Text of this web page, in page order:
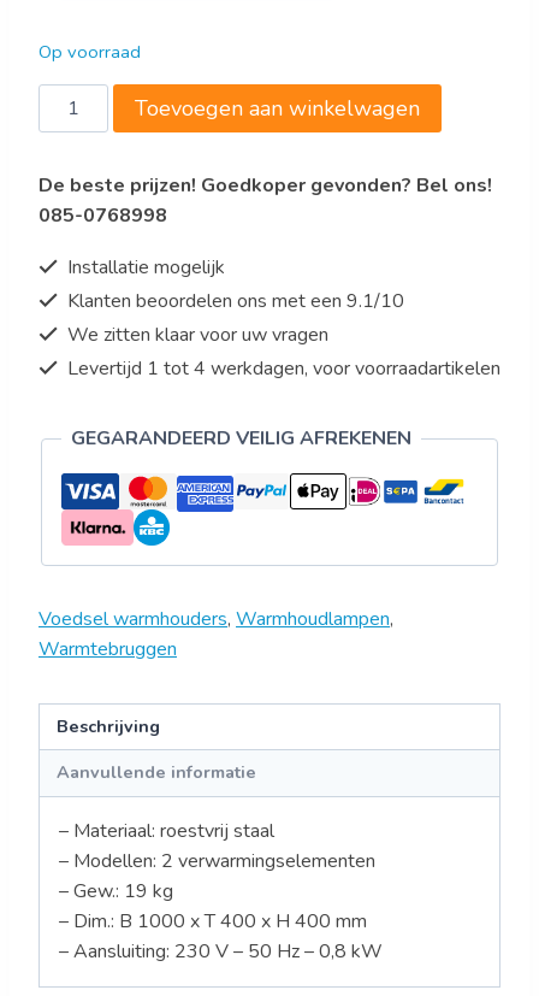
Op voorraad
Saro
Warmtebrug
1000
mm
Toevoegen aan winkelwagen
De beste prijzen! Goedkoper gevonden? Bel ons!
085-0768998
Installatie mogelijk
Klanten beoordelen ons met een 9.1/10
We zitten klaar voor uw vragen
Levertijd 1 tot 4 werkdagen, voor voorraadartikelen
GEGARANDEERD VEILIG AFREKENEN
Voedsel warmhouders, Warmhoudlampen,
Warmtebruggen
Beschrijving
Aanvullende informatie
– Materiaal: roestvrij staal
– Modellen: 2 verwarmingselementen
– Gew.: 19 kg
– Dim.: B 1000 x T 400 x H 400 mm
– Aansluiting: 230 V – 50 Hz – 0,8 kW